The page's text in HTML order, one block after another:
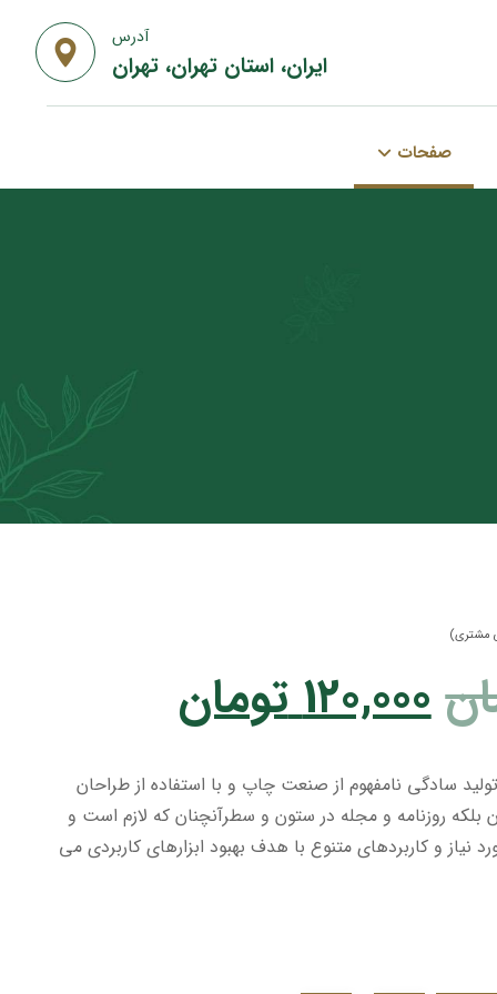
آدرس
ایران، استان تهران، تهران
صفحات
مشتری)
۱۲۰,۰۰۰تومان
سادگی نامفهوم از صنعت چاپ و با استفاده از طراحان
روزنامه و مجله در ستون و سطرآنچنان که لازم است و
نیاز و کاربردهای متنوع با هدف بهبود ابزارهای کاربردی می